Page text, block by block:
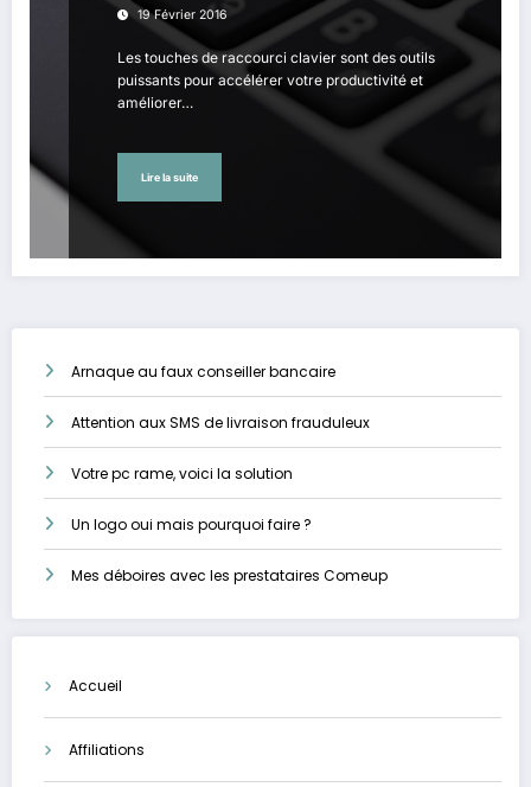
19 Février 2016
Les touches de raccourci clavier sont des outils
puissants pour accélérer votre productivité et
améliorer…
Lire la suite
Arnaque au faux conseiller bancaire
Attention aux SMS de livraison frauduleux
Votre pc rame, voici la solution
Un logo oui mais pourquoi faire ?
Mes déboires avec les prestataires Comeup
Accueil
Affiliations